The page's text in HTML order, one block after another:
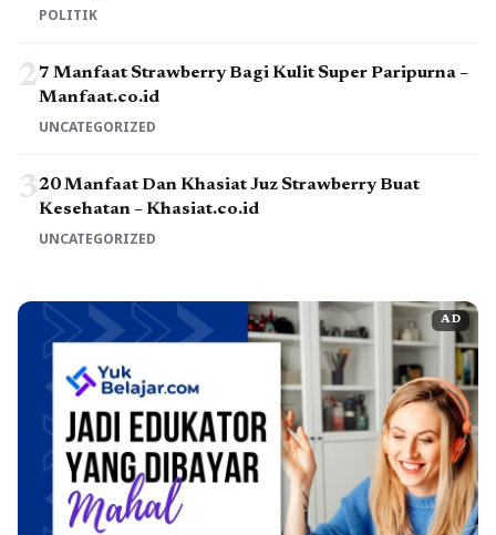
POLITIK
27 Manfaat Strawberry Bagi Kulit Super Paripurna –
Manfaat.co.id
UNCATEGORIZED
320 Manfaat Dan Khasiat Juz Strawberry Buat
Kesehatan – Khasiat.co.id
UNCATEGORIZED
AD